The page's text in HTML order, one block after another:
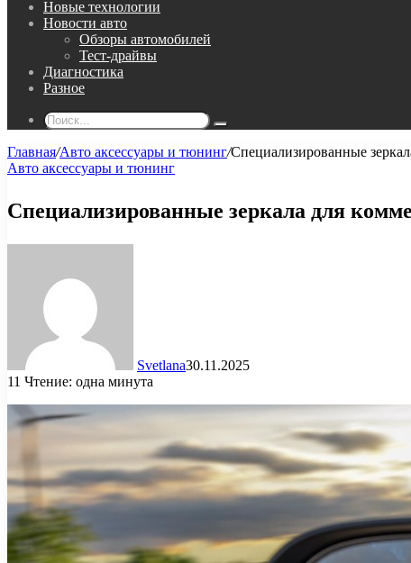
Новые технологии
Новости авто
Обзоры автомобилей
Тест-драйвы
Диагностика
Разное
Поиск...
Главная/Авто аксессуары и тюнинг/Специализированные
Авто аксессуары и тюнинг
Специализированные зеркала для
Svetlana30.11.2025
11 Чтение: одна минута